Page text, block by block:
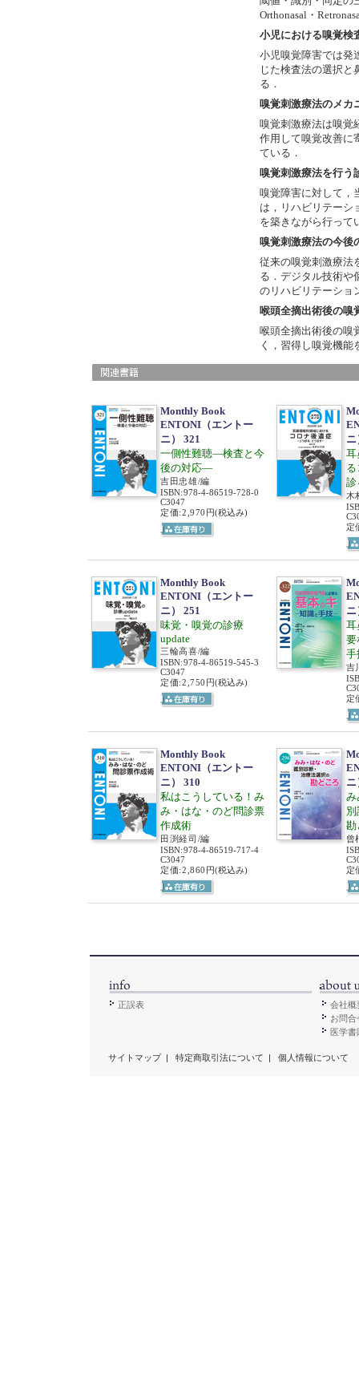
Orthonasal・
小児における嗅覚検
小児嗅覚障害では発
じた検査法の選択
る．
嗅覚刺激療法のメカ
嗅覚刺激療法は嗅覚
作用して嗅覚改善に
ている．
嗅覚刺激療法を行う
嗅覚障害に対して，
は，リハビリテーシ
を築きながら行って
嗅覚刺激療法の今後
従来の嗅覚刺激療法
る．デジタル技術や
のリハビリテーショ
喉頭全摘出術後の嗅
喉頭全摘出術後の嗅
く，習得し嗅覚機能
Monthly Book
ENTONI（エントー
ニ） 321
一側性難聴―検査と今
後の対応―
吉田忠雄/編
ISBN:978-4-86519-728-0
C3047
定価:2,970円(税込み)
ニ
耳
木
定
Monthly Book
ENTONI（エントー
ニ） 251
味覚・嗅覚の診療
update
三輪高喜/編
ISBN:978-4-86519-545-3
C3047
定価:2,750円(税込み)
ニ
耳
要
吉
定
Monthly Book
ENTONI（エントー
ニ） 310
私はこうしている！み
み・はな・のど問診票
作成術
田渕経司/編
ISBN:978-4-86519-717-4
C3047
定価:2,860円(税込み)
ニ
勘
曾
定
正誤表
会社概
お問合
医学
サイトマップ| 特定商取引法について | 個人情報について